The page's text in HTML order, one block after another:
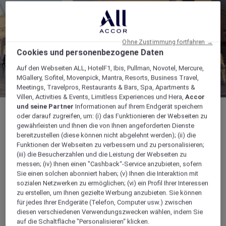
Über
Begeben Sie sich mit Mövenpick Hotels & Resorts auf
eine Reise nach Medina. Diese zweitheiligste Stadt
des Islam beheimatet einige der ältesten Moscheen
der Welt. Das heisse Wüstenklima, die dynamische
Wirtschaft und die bedeutenden Sehenswürdigkeiten
ziehen Jahr für Jahr Urlauber und Geschäftsreisende
Cookies und personenbezogene Daten
Auf den Webseiten ALL, HotelF1, Ibis, Pullman, Novotel, Mercure,
MGallery, Sofitel, Movenpick, Mantra, Resorts, Business Travel,
Meetings, Travelpros, Restaurants & Bars, Spa, Apartments &
Villen, Activities & Events, Limitless Experiences und Hera,Accor
und seine Partner Informationen auf Ihrem Endgerät speichern
oder darauf zugreifen, um: (i) das Funktionieren der Webseiten zu
gewährleisten und Ihnen die von Ihnen angeforderten Dienste
bereitzustellen (diese können nicht abgelehnt werden); (ii) die
Funktionen der Webseiten zu verbessern und zu personalisieren;
(iii) die Besucherzahlen und die Leistung der Webseiten zu
messen; (iv) Ihnen einen "Cashback“-Service anzubieten, sofern
Sie einen solchen abonniert haben; (v) Ihnen die Interaktion mit
sozialen Netzwerken zu ermöglichen; (vi) ein Profil Ihrer Interessen
zu erstellen, um Ihnen gezielte Werbung anzubieten. Sie können
für jedes Ihrer Endgeräte (Telefon, Computer usw.) zwischen
diesen verschiedenen Verwendungszwecken wählen, indem Sie
auf die Schaltfläche "Personalisieren“ klicken.
Ohne Zustimmung fortfahren →